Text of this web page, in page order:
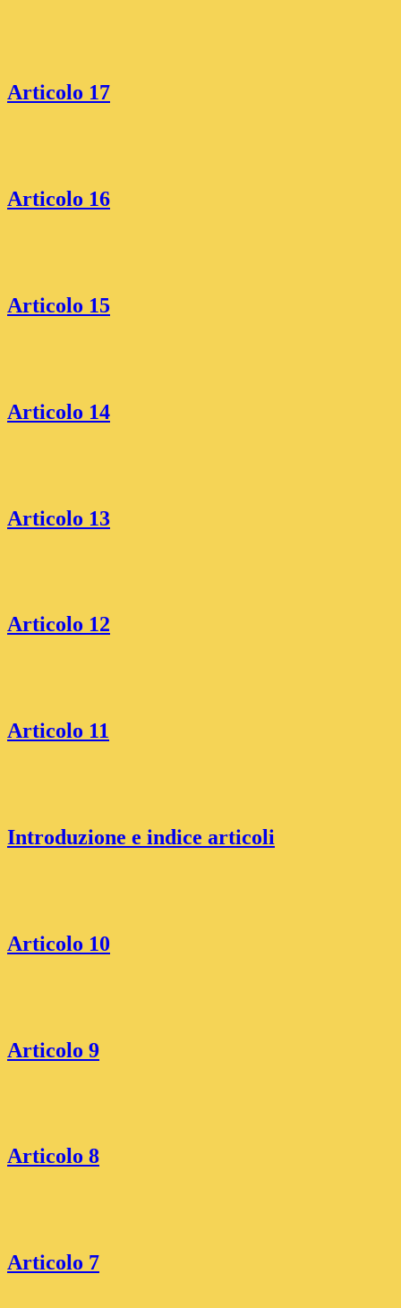
Articolo 17
Articolo 16
Articolo 15
Articolo 14
Articolo 13
Articolo 12
Articolo 11
Introduzione e indice articoli
Articolo 10
Articolo 9
Articolo 8
Articolo 7